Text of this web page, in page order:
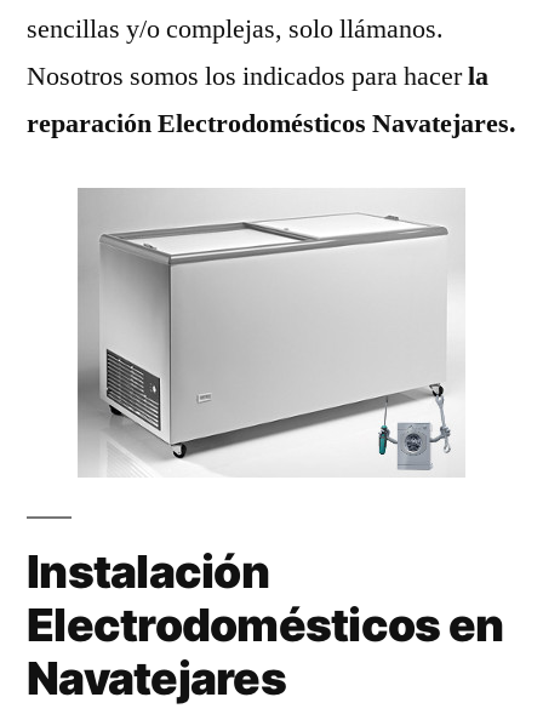
sencillas y/o complejas, solo llámanos.
Nosotros somos los indicados para hacerla
reparación Electrodomésticos Navatejares.
Instalación
Electrodomésticos en
Navatejares